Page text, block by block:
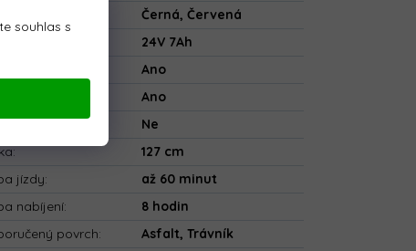
souhlas s
Černá, Červená
24V 7Ah
Ano
Ano
Ne
:
127 cm
jízdy:
až 60 minut
nabíjení:
8 hodin
povrch:
Asfalt, Trávník